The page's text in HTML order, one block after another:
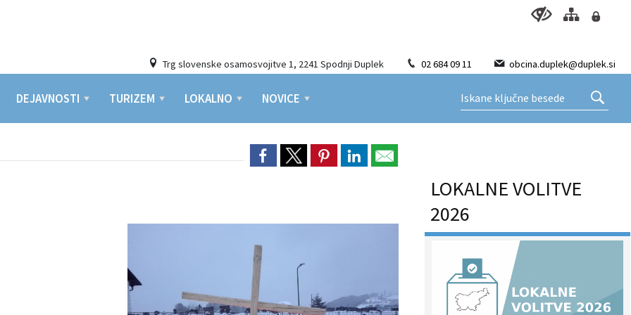
Trg slovenske osamosvojitve 1, 2241 Spodnji Duplek 02 684 09 11 obcina.duplek@duplek.si
DEJAVNOSTI TURIZEM LOKALNO NOVICE
LOKALNE VOLITVE
2026